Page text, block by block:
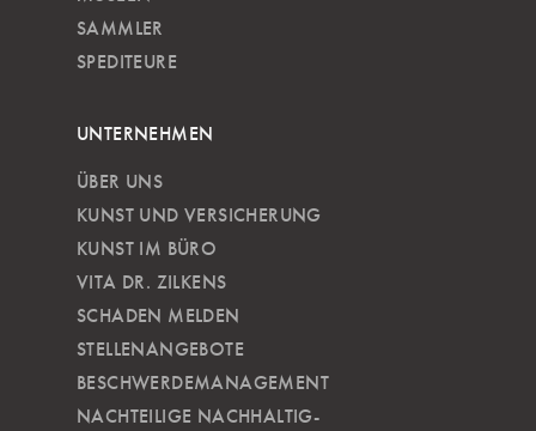
SAMMLER
SPEDITEURE
UNTERNEHMEN
ÜBER UNS
KUNST UND VERSICHERUNG
KUNST IM BÜRO
VITA DR. ZILKENS
SCHADEN MELDEN
STELLENANGEBOTE
BESCHWERDEMANAGEMENT
NACHTEILIGE NACH­HALTIG­